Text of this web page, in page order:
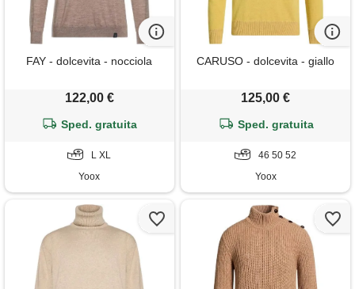
FAY - dolcevita - nocciola
122,00 €
Sped. gratuita
L XL
Yoox
CARUSO - dolcevita - giallo
125,00 €
Sped. gratuita
46 50 52
Yoox